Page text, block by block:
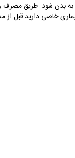
بدن شود. طریق مصرف
خاصی دارید قبل از